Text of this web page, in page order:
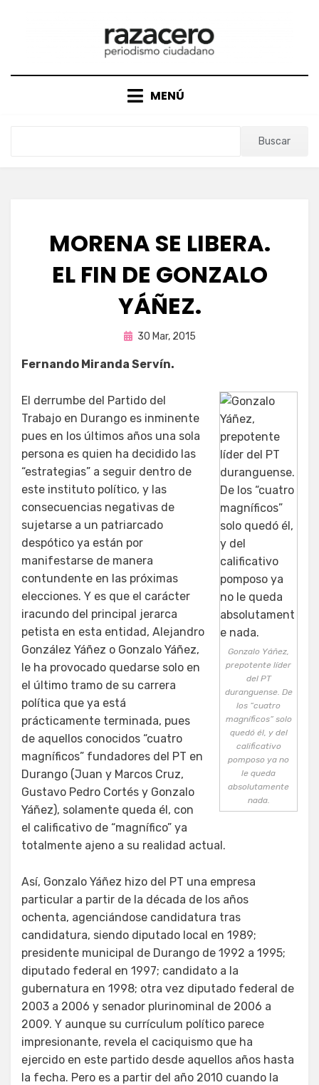
MENÚ
Buscar
MORENA SE LIBERA.
EL FIN DE GONZALO
YÁÑEZ.
porEnrique
Publicada
30 Mar, 2015
Fernando Miranda Servín.
Gonzalo Yáñez,
prepotente líder
del PT
duranguense. De
los “cuatro
magníficos” solo
quedó él, y del
calificativo
pomposo ya no
le queda
absolutamente
nada.
El derrumbe del Partido del
Trabajo en Durango es inminente
pues en los últimos años una sola
persona es quien ha decidido las
“estrategias” a seguir dentro de
este instituto político, y las
consecuencias negativas de
sujetarse a un patriarcado
despótico ya están por
manifestarse de manera
contundente en las próximas
elecciones. Y es que el carácter
iracundo del principal jerarca
petista en esta entidad, Alejandro
González Yáñez o Gonzalo Yáñez,
le ha provocado quedarse solo en
el último tramo de su carrera
política que ya está
prácticamente terminada, pues
de aquellos conocidos “cuatro
magníficos” fundadores del PT en
Durango (Juan y Marcos Cruz,
Gustavo Pedro Cortés y Gonzalo
Yáñez), solamente queda él, con
el calificativo de “magnífico” ya
totalmente ajeno a su realidad actual.
Así, Gonzalo Yáñez hizo del PT una empresa
particular a partir de la década de los años
ochenta, agenciándose candidatura tras
candidatura, siendo diputado local en 1989;
presidente municipal de Durango de 1992 a 1995;
diputado federal en 1997; candidato a la
gubernatura en 1998; otra vez diputado federal de
2003 a 2006 y senador plurinominal de 2006 a
2009. Y aunque su currículum político parece
impresionante, revela el caciquismo que ha
ejercido en este partido desde aquellos años hasta
la fecha. Pero es a partir del año 2010 cuando la